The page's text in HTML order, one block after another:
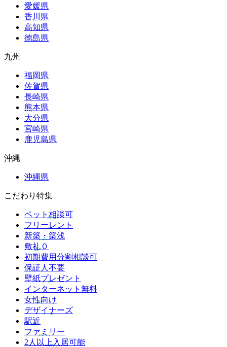
愛媛県
香川県
高知県
徳島県
九州
福岡県
佐賀県
長崎県
熊本県
大分県
宮崎県
鹿児島県
沖縄
沖縄県
こだわり特集
ペット相談可
フリーレント
新築・築浅
敷礼０
初期費用分割相談可
保証人不要
壁紙プレゼント
インターネット無料
女性向け
デザイナーズ
駅近
ファミリー
2人以上入居可能